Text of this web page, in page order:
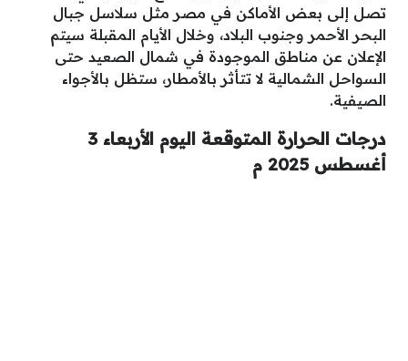
تصل إلى بعض الأماكن في مصر مثل سلاسل جبال
البحر الأحمر وجنوب البلاد، وخلال الأيام المقبلة سيتم
الإعلان عن مناطق الموجودة في شمال الصعيد حتى
السواحل الشمالية لا تتأثر بالأمطار، ستظل بالأجواء
الصيفية.
درجات الحرارة المتوقعة اليوم الأربعاء 3
أغسطس 2025 م